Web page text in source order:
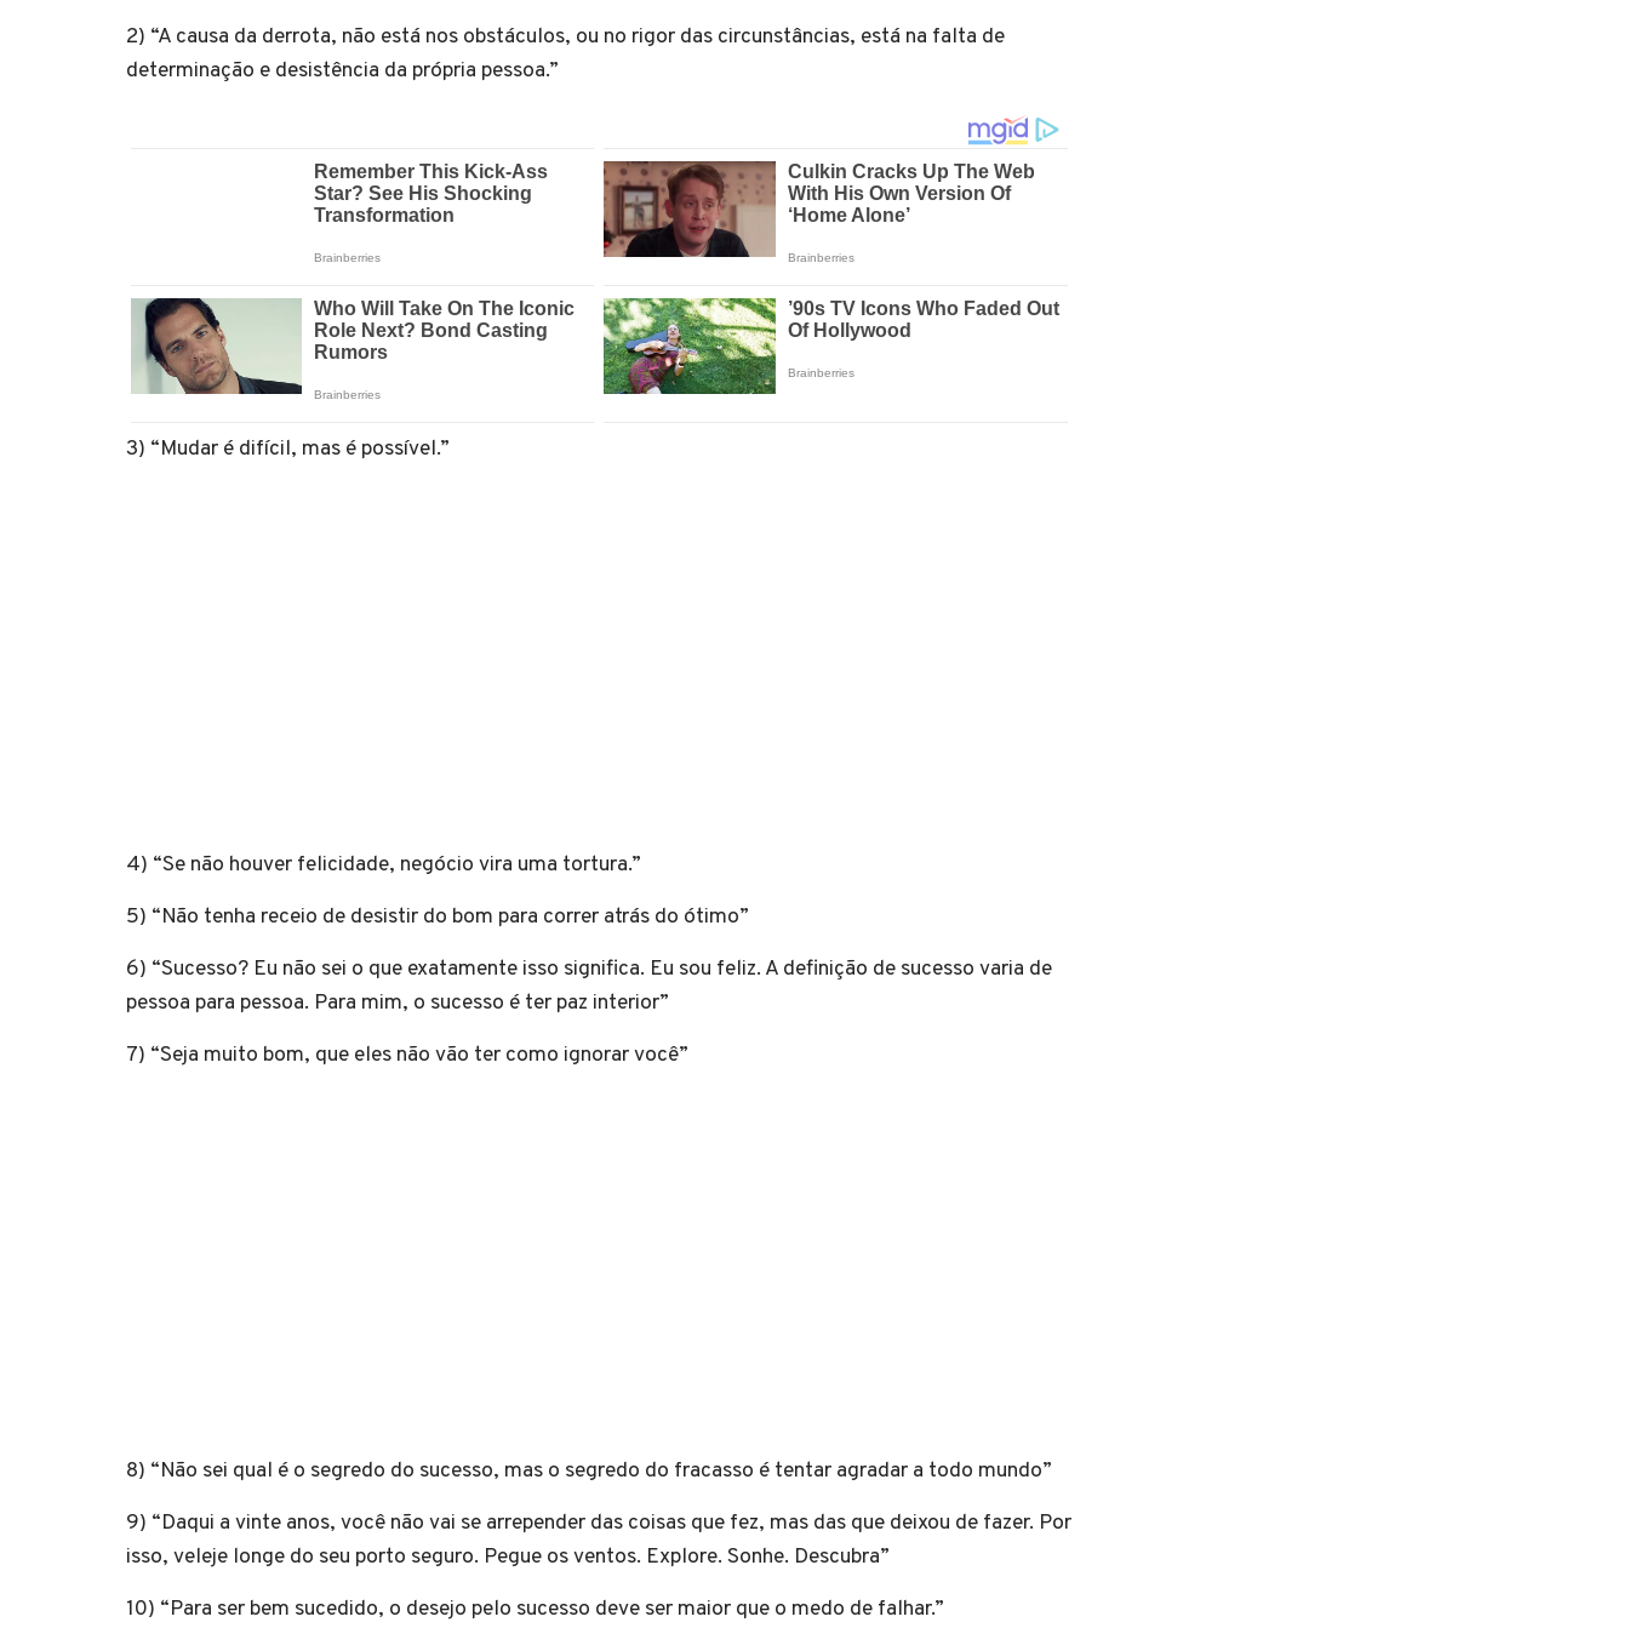
2) “A causa da derrota, não está nos obstáculos, ou no rigor das circunstâncias, está na falta de
determinação e desistência da própria pessoa.”
3) “Mudar é difícil, mas é possível.”
4) “Se não houver felicidade, negócio vira uma tortura.”
5) “Não tenha receio de desistir do bom para correr atrás do ótimo”
6) “Sucesso? Eu não sei o que exatamente isso significa. Eu sou feliz. A definição de sucesso varia de
pessoa para pessoa. Para mim, o sucesso é ter paz interior”
7) “Seja muito bom, que eles não vão ter como ignorar você”
8) “Não sei qual é o segredo do sucesso, mas o segredo do fracasso é tentar agradar a todo mundo”
9) “Daqui a vinte anos, você não vai se arrepender das coisas que fez, mas das que deixou de fazer. Por
isso, veleje longe do seu porto seguro. Pegue os ventos. Explore. Sonhe. Descubra”
10) “Para ser bem sucedido, o desejo pelo sucesso deve ser maior que o medo de falhar.”